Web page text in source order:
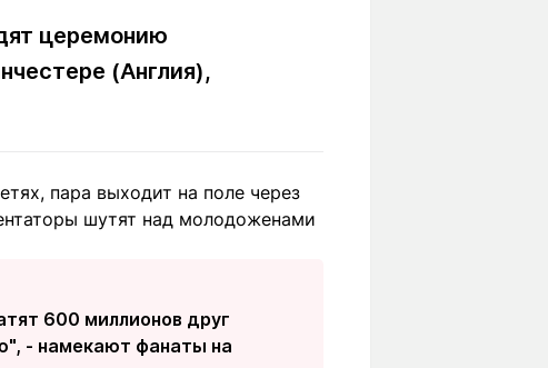
Мы в социальных сетях
церемонию
(Англия),
пара выходит на поле через
шутят над молодоженами
600 миллионов друг
- намекают фанаты на